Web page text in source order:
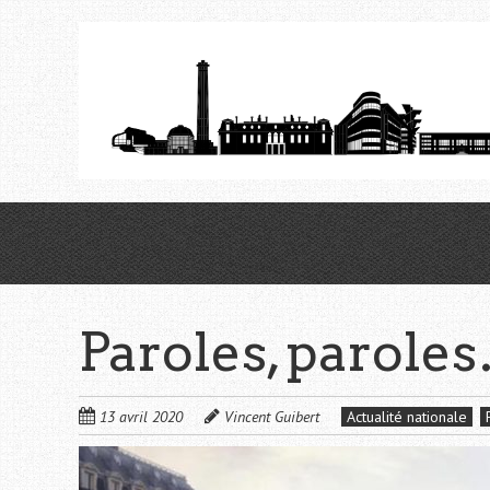
principal
Paroles,
13 avril 2020 Vincent Guibert Actualité nationale